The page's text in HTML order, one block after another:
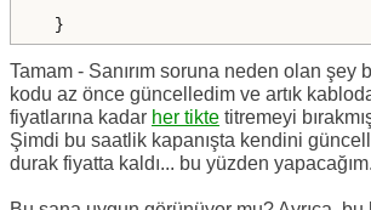
}
Tamam - Sanırım soruna neden olan şey
kodu az önce güncelledim ve artık
fiyatlarına kadar her tikte titremeyi
Şimdi bu saatlik kapanışta kendini
durak fiyatta kaldı... bu yüzden